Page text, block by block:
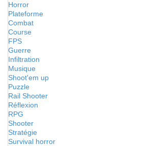
Horror
Plateforme
Combat
Course
FPS
Guerre
Infiltration
Musique
Shoot'em up
Puzzle
Rail Shooter
Réflexion
RPG
Shooter
Stratégie
Survival horror